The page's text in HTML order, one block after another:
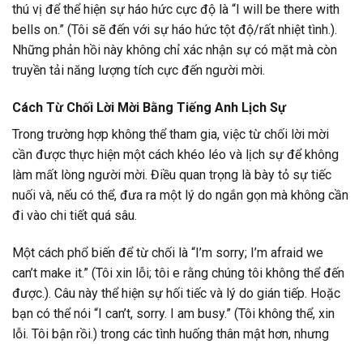
thú vị để thể hiện sự háo hức cực độ là “I will be there with
bells on.” (Tôi sẽ đến với sự háo hức tột độ/rất nhiệt tình.).
Những phản hồi này không chỉ xác nhận sự có mặt mà còn
truyền tải năng lượng tích cực đến người mời.
Cách Từ Chối Lời Mời Bằng Tiếng Anh Lịch Sự
Trong trường hợp không thể tham gia, việc từ chối lời mời
cần được thực hiện một cách khéo léo và lịch sự để không
làm mất lòng người mời. Điều quan trọng là bày tỏ sự tiếc
nuối và, nếu có thể, đưa ra một lý do ngắn gọn mà không cần
đi vào chi tiết quá sâu.
Một cách phổ biến để từ chối là “I’m sorry; I’m afraid we
can’t make it.” (Tôi xin lỗi; tôi e rằng chúng tôi không thể đến
được.). Câu này thể hiện sự hối tiếc và lý do gián tiếp. Hoặc
bạn có thể nói “I can’t, sorry. I am busy.” (Tôi không thể, xin
lỗi. Tôi bận rồi.) trong các tình huống thân mật hơn, nhưng